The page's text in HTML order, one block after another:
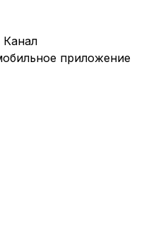
Канал
приложение